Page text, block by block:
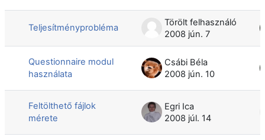
Teljesítményprobléma
Törölt felhasználó
2008 jún. 7
Questionnaire modul
használata
Csábi Béla
2008 jún. 10
Feltölthető fájlok
mérete
Egri Ica
2008 júl. 14